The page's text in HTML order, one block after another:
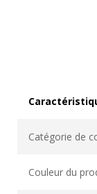
Catégorie de
Couleur du